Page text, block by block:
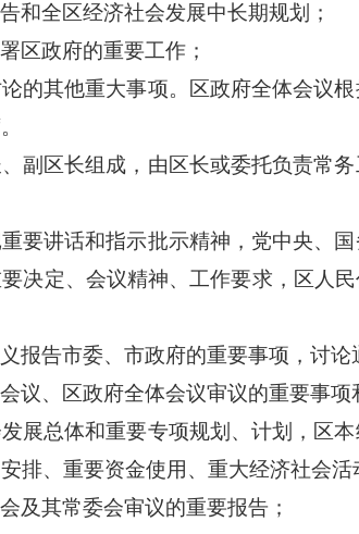
和全区经济社会发展中长期规划；
区政府的重要工作；
的其他重大事项。区政府全体会议
副区长组成，由区长或委托负责常
要讲话和指示批示精神，党中央、
决定、会议精神、工作要求，区人
报告市委、市政府的重要事项，讨
议、区政府全体会议审议的重要事项
展总体和重要专项规划、计划，区
排、重要资金使用、重大经济社会活
及其常委会审议的重要报告；